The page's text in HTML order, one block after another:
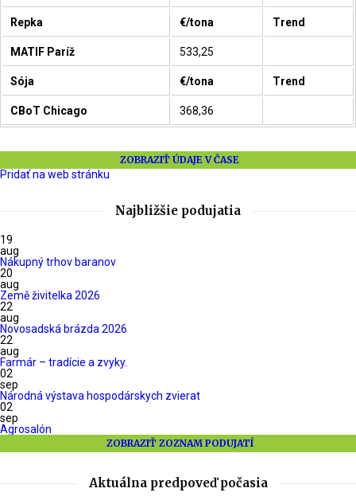
Repka €/tona Trend
MATIF Paríž 533,25
Sója €/tona Trend
CBoT Chicago 368,36
ZOBRAZIŤ ÚDAJE V ČASE
Pridať na web stránku
Najbližšie podujatia
19
aug
Nákupný trhov baranov
20
aug
Země živitelka 2026
22
aug
Novosadská brázda 2026
22
aug
Farmár – tradície a zvyky.
02
sep
Národná výstava hospodárskych zvierat
02
sep
Agrosalón
ZOBRAZIŤ ZOZNAM PODUJATÍ
Aktuálna predpoveď počasia